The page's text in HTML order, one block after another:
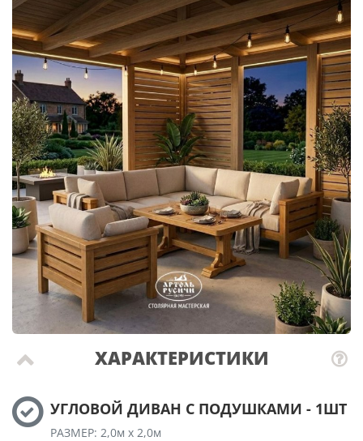
ХАРАКТЕРИСТИКИ
УГЛОВОЙ ДИВАН С ПОДУШКАМИ - 1ШТ
РАЗМЕР: 2,0м х 2,0м